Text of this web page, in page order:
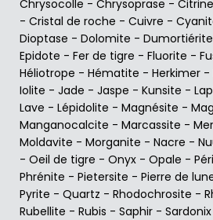
Chrysocolle - Chrysoprase - Citrine
- Cristal de roche - Cuivre -
Dioptase - Dolomite - Dumortiérite
Epidote - Fer de tigre - Fluorite -
Héliotrope - Hématite - Herkimer -
Iolite - Jade - Jaspe - Kunsite -
Lave - Lépidolite - Magnésite -
Manganocalcite - Marcassite -
Moldavite - Morganite - Nacre -
- Oeil de tigre - Onyx - Opale -
Phrénite - Pietersite - Pierre de
Pyrite - Quartz - Rhodochrosite -
Rubellite - Rubis - Saphir - Sardonix